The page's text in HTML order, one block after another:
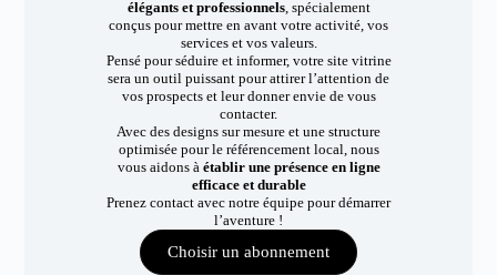
élégants et professionnels, spécialement
conçus pour mettre en avant votre activité, vos
services et vos valeurs.
Pensé pour séduire et informer, votre site vitrine
sera un outil puissant pour attirer l’attention de
vos prospects et leur donner envie de vous
contacter.
Avec des designs sur mesure et une structure
optimisée pour le référencement local, nous
vous aidons à établir une présence en ligne
efficace et durable
Prenez contact avec notre équipe pour démarrer
l’aventure !
Choisir un abonnement